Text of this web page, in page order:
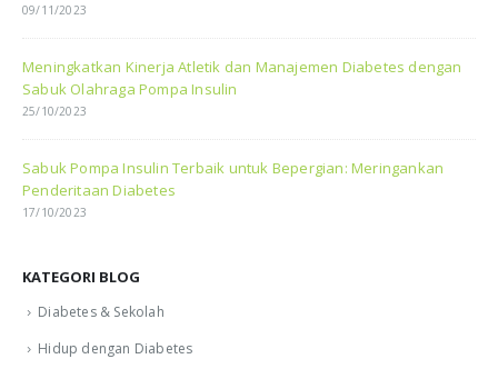
09/11/2023
Meningkatkan Kinerja Atletik dan Manajemen Diabetes dengan
Sabuk Olahraga Pompa Insulin
25/10/2023
Sabuk Pompa Insulin Terbaik untuk Bepergian: Meringankan
Penderitaan Diabetes
17/10/2023
KATEGORI BLOG
Diabetes & Sekolah
Hidup dengan Diabetes